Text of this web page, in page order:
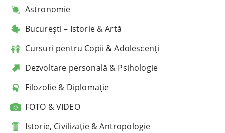
Astronomie
București – Istorie & Artă
Cursuri pentru Copii & Adolescenți
Dezvoltare personală & Psihologie
Filozofie & Diplomație
FOTO & VIDEO
Istorie, Civilizație & Antropologie